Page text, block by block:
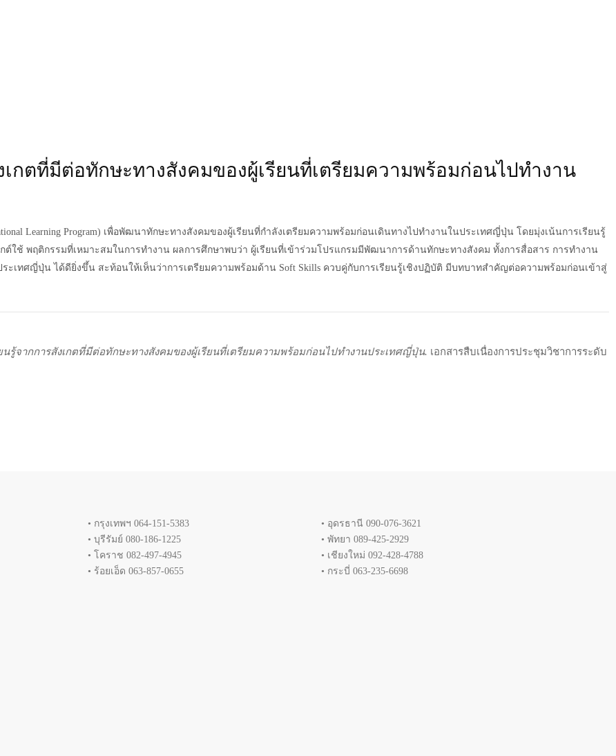
เกตที่มีต่อทักษะทางสังคมของผู้เรียนที่เตรียมความพร้อมก่อนไปทำงาน
Learning Program) เพื่อพัฒนาทักษะทางสังคมของผู้เรียนที่กำลังเตรียมความพร้อมก่อนเดินทางไปทำงานในประเทศญี่ปุ่น โดยมุ่งเน้นการเรียนรู้
ใช้ พฤติกรรมที่เหมาะสมในการทำงาน ผลการศึกษาพบว่า ผู้เรียนที่เข้าร่วมโปรแกรมมีพัฒนาการด้านทักษะทางสังคม ทั้งการสื่อสาร การทำงาน
เทศญี่ปุ่น ได้ดียิ่งขึ้น สะท้อนให้เห็นว่าการเตรียมความพร้อมด้าน Soft Skills ควบคู่กับการเรียนรู้เชิงปฏิบัติ มีบทบาทสำคัญต่อความพร้อมก่อนเข้าสู่
นรู้จากการสังเกตที่มีต่อทักษะทางสังคมของผู้เรียนที่เตรียมความพร้อมก่อนไปทำงานประเทศญี่ปุ่น. เอกสารสืบเนื่องการประชุมวิชาการระดับ
• กรุงเทพฯ 064-151-5383
• บุรีรัมย์ 080-186-1225
• โคราช 082-497-4945
• ร้อยเอ็ด 063-857-0655
• อุดรธานี 090-076-3621
• พัทยา 089-425-2929
• เชียงใหม่ 092-428-4788
• กระบี่ 063-235-6698